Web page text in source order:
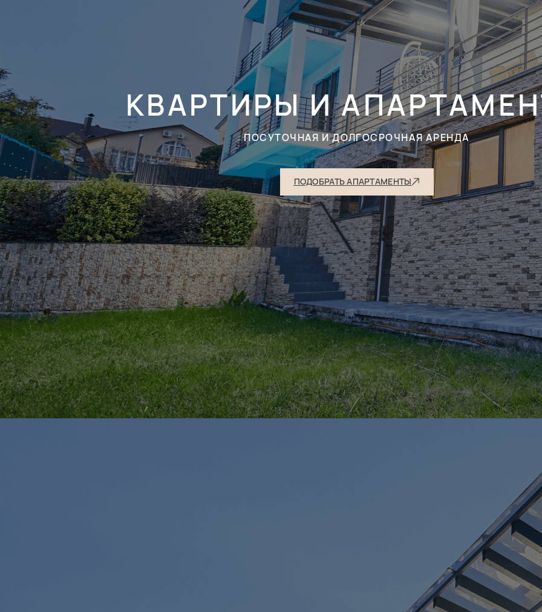
КВАРТИРЫ И
ПОСУТОЧНАЯ И ДОЛГОСРОЧНАЯ АРЕНДА
ПОДОБРАТЬ АПАРТАМЕНТЫ